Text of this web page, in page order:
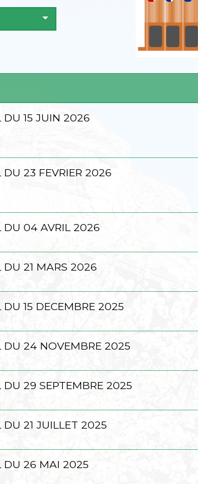
DU 15 JUIN 2026
DU 23 FEVRIER 2026
DU 04 AVRIL 2026
DU 21 MARS 2026
15 DECEMBRE 2025
DU 24 NOVEMBRE 2025
DU 29 SEPTEMBRE 2025
DU 21 JUILLET 2025
DU 26 MAI 2025